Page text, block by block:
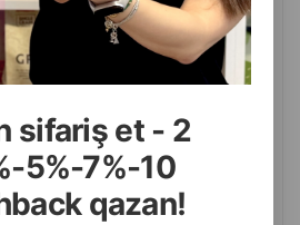
sifariş et - 2
5%-7%-10
qazan!